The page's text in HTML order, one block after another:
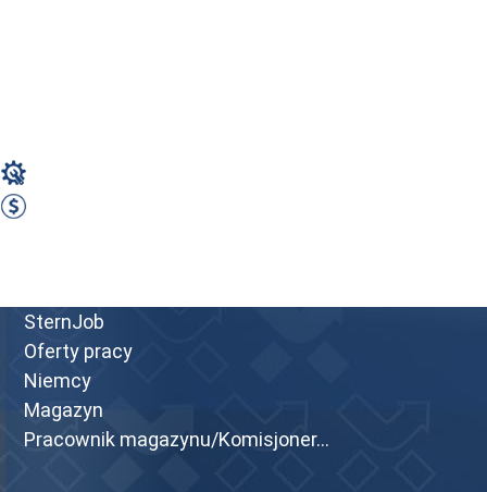
SternJob
Oferty pracy
Niemcy
Magazyn
Pracownik magazynu/Komisjoner...